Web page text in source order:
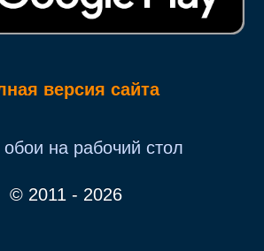
версия сайта
на рабочий стол
© 2011 - 2026